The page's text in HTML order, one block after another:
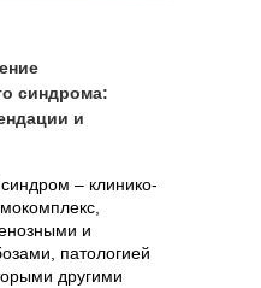
синдрома:
и
– клинико-
и
патологией
другими